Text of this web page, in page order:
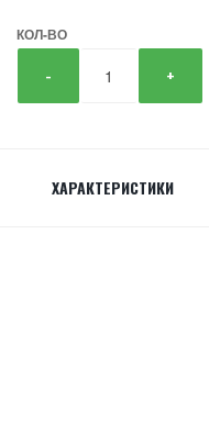
КОЛ-ВО
- +
ХАРАКТЕРИСТИКИ